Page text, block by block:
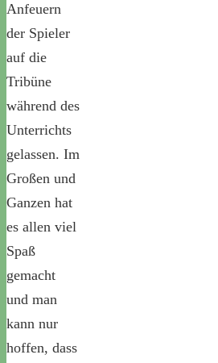
Anfeuern
der Spieler
auf die
Tribüne
während des
Unterrichts
gelassen. Im
Großen und
Ganzen hat
es allen viel
Spaß
gemacht
und man
kann nur
hoffen, dass